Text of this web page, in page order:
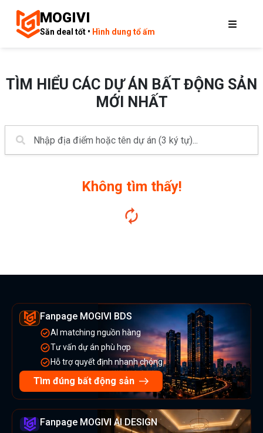
MOGIVI
Săn deal tốt • Hình dung tổ ấm
TÌM HIỂU CÁC DỰ ÁN BẤT ĐỘNG SẢN
MỚI NHẤT
Không tìm thấy!
Fanpage MOGIVI BDS
AI matching nguồn hàng
Tư vấn dự án phù hợp
Hỗ trợ quyết định nhanh chóng
Tìm đúng bất động sản
Fanpage MOGIVI AI DESIGN